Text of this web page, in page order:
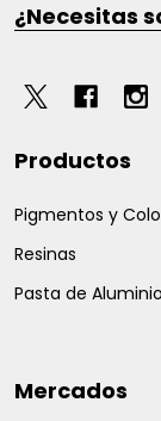
¿Necesitas
Productos
Pigmentos y
Resinas
Pasta de Aluminio
Mercados